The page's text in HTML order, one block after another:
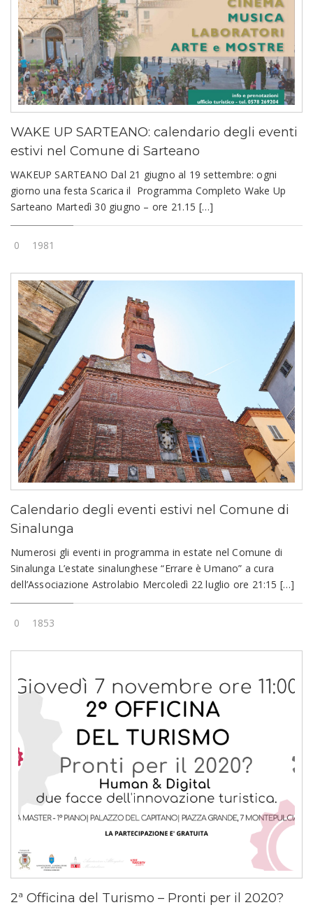
WAKE UP SARTEANO: calendario degli eventi
estivi nel Comune di Sarteano
WAKEUP SARTEANO Dal 21 giugno al 19 settembre: ogni
giorno una festa Scarica il Programma Completo Wake Up
Sarteano Martedì 30 giugno – ore 21.15 […]
0 1981
Calendario degli eventi estivi nel Comune di
Sinalunga
Numerosi gli eventi in programma in estate nel Comune di
Sinalunga L’estate sinalunghese “Errare è Umano” a cura
dell’Associazione Astrolabio Mercoledì 22 luglio ore 21:15 […]
0 1853
2ª Officina del Turismo – Pronti per il 2020?